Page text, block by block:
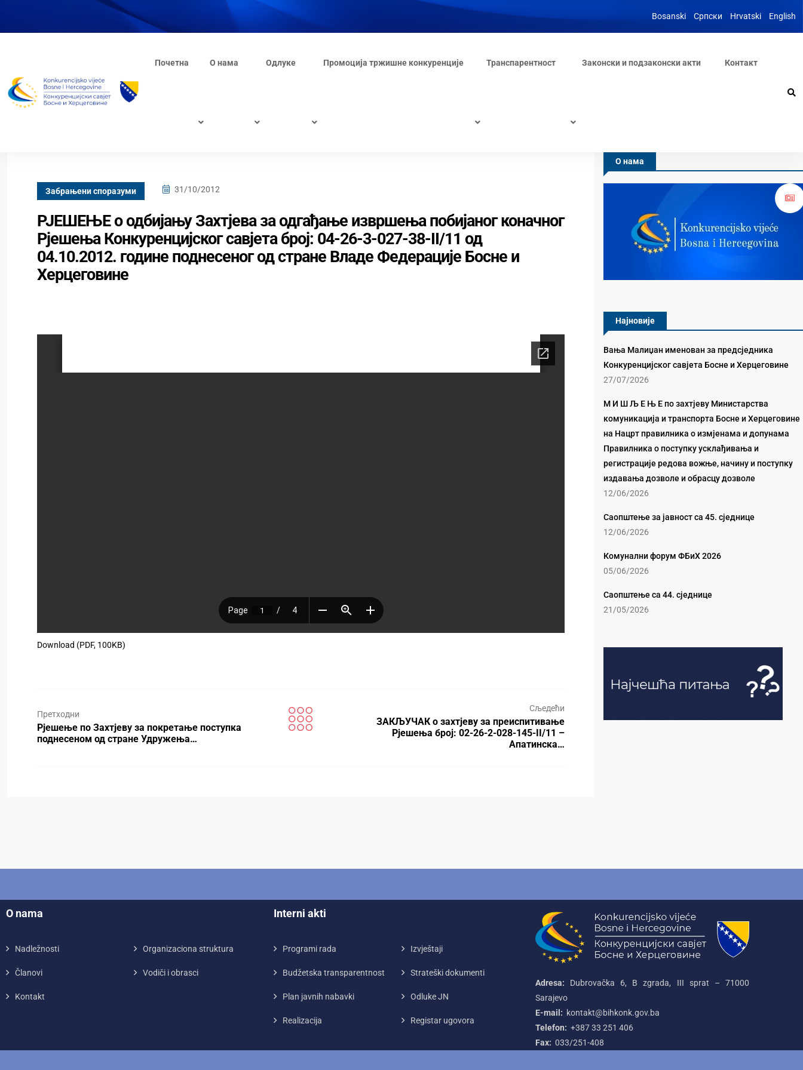
Bosanski Српски Hrvatski English
Почетна О нама Одлуке Промоција тржишне конкуренције Транспарентност Законски и подзаконски акти Контакт
Забрањени споразуми 31/10/2012
РЈЕШЕЊЕ о одбијању Захтјева за одгађање извршења побијаног коначног
Рјешења Конкуренцијског савјета број: 04-26-3-027-38-II/11 од
04.10.2012. године поднесеног од стране Владе Федерације Босне и
Херцеговине
Download (PDF, 100KB)
Претходни
Рјешење по Захтјеву за покретање поступка
поднесеном од стране Удружења…
Сљедећи
ЗАКЉУЧАК о захтјеву за преиспитивање
Рјешења број: 02-26-2-028-145-II/11 –
Апатинска…
О нама
Најновије
Вања Малиџан именован за предсједника
Конкуренцијског савјета Босне и Херцеговине
27/07/2026
М И Ш Љ Е Њ Е по захтјеву Министарства
комуникација и транспорта Босне и Херцеговине
на Нацрт правилника о измјенама и допунама
Правилника о поступку усклађивања и
регистрације редова вожње, начину и поступку
издавања дозволе и обрасцу дозволе
12/06/2026
Саопштење за јавност са 45. сједнице
12/06/2026
Комунални форум ФБиХ 2026
05/06/2026
Саопштење са 44. сједнице
21/05/2026
O nama
Nadležnosti Organizaciona struktura
Članovi Vodiči i obrasci
Kontakt
Interni akti
Programi rada Izvještaji
Budžetska transparentnost Strateški dokumenti
Plan javnih nabavki Odluke JN
Realizacija Registar ugovora
Adresa: Dubrovačka 6, B zgrada, III sprat – 71000‌
Sarajevo
E-mail: kontakt@bihkonk.gov.ba
Telefon: +387‌ 33‌ 251‌ 406
Fax: 033/251-408